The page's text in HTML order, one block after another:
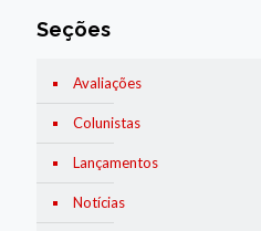
Seções
Avaliações
Colunistas
Lançamentos
Notícias